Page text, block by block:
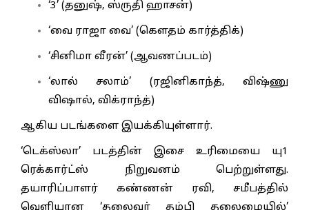
‘3’ (தனுஷ், ஸ்ருதி ஹாசன்)
‘வை ராஜா வை’ (கௌதம் கார்த்திக்)
‘சினிமா வீரன்’ (ஆவணப்படம்)
‘லால் சலாம்’ (ரஜினிகாந்த், விஷ்ணு
விஷால், விக்ராந்த்)
ஆகிய படங்களை இயக்கியுள்ளார்.
‘டெக்ஸ்லா’ படத்தின் இசை உரிமையை யு1
ரெக்கார்ட்ஸ் நிறுவனம் பெற்றுள்ளது.
தயாரிப்பாளர் கண்ணன் ரவி, சமீபத்தில்